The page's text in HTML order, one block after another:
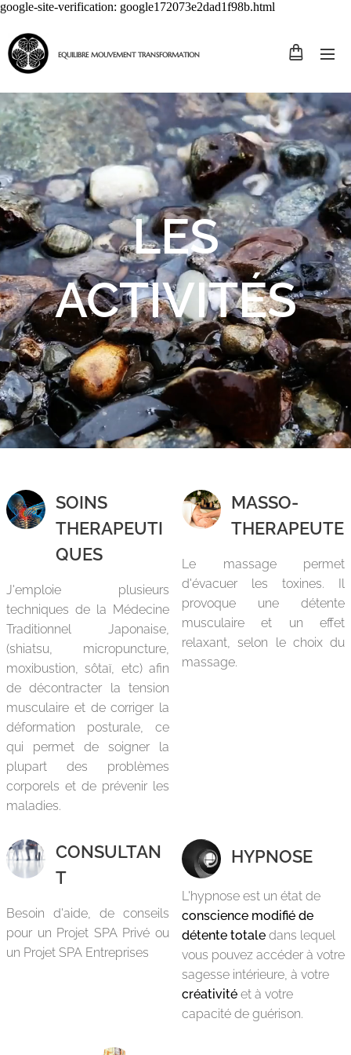
google-site-verification: google172073e2dad1f98b.html
EQUILIBRE MOUVEMENT TRANSFORMATION
LES
ACTIVITÉS
SOINS
THERAPEUTI
QUES
J'emploie plusieurs
techniques de la Médecine
Traditionnel Japonaise,
(shiatsu, micropuncture,
moxibustion, sôtaï, etc) afin
de décontracter la tension
musculaire et de corriger la
déformation posturale, ce
qui permet de soigner la
plupart des problèmes
corporels et de prévenir les
maladies.
MASSO-
THERAPEUTE
Le massage permet
d'évacuer les toxines. Il
provoque une détente
musculaire et un effet
relaxant, selon le choix du
massage.
CONSULTAN
T
Besoin d'aide, de conseils
pour un Projet SPA Privé ou
un Projet SPA Entreprises
HYPNOSE
L'hypnose est un état de
conscience modifié de
détente totale dans lequel
vous pouvez accéder à votre
sagesse intérieure, à votre
créativité et à votre
capacité de guérison.